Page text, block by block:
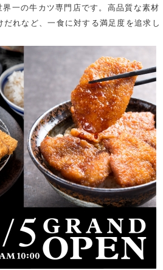
一の牛カツ専門店です。高品質な素材
れなど、一食に対する満足度を追求し